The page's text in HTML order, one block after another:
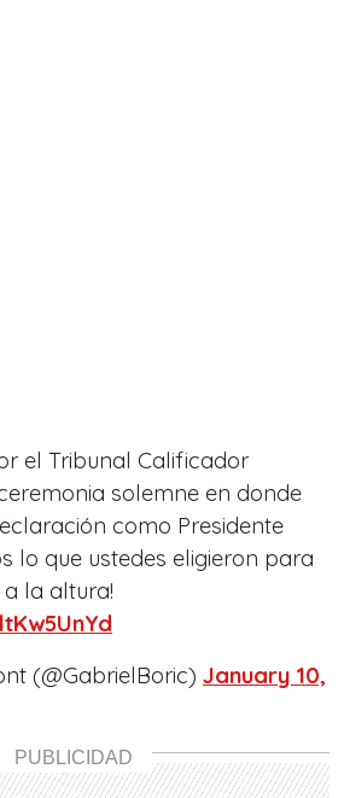
el Tribunal Calificador
solemne en donde
como Presidente
lo que ustedes eligieron para
la altura!
(@GabrielBoric) January 10,